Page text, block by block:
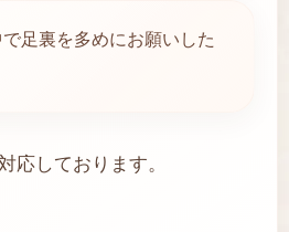
で足裏を多めにお願いした
応しております。